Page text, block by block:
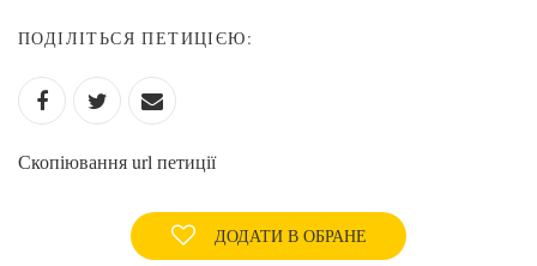
ПОДІЛІТЬСЯ ПЕТИЦІЄЮ:
Скопіювання url петиції
ДОДАТИ В ОБРАНЕ